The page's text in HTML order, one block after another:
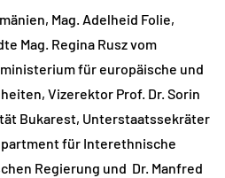
Mag. Adelheid Folie,
Mag. Regina Rusz vom
für europäische und
Vizerektor Prof. Dr. Sorin
Bukarest, Unterstaatssekräter
für Interethnische
Regierung und Dr. Manfred